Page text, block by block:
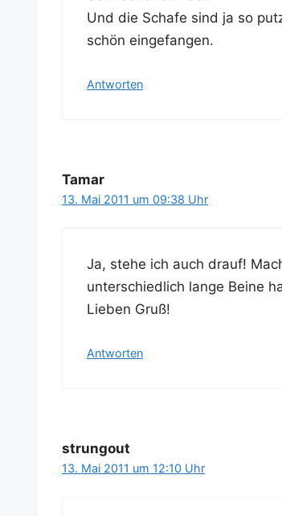
Und die Scha­fe sind ja so
schön eingefangen.
Antworten
Tamar
13. Mai 2011 um 09:38 Uhr
Ja, ste­he ich auch drauf!
unter­schied­lich lan­ge Bei­ne
Lie­ben Gruß!
Antworten
strungout
13. Mai 2011 um 12:10 Uhr